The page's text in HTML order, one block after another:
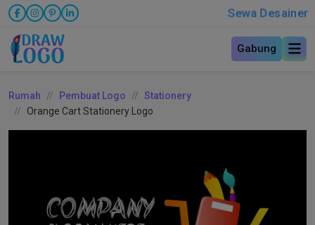
Sewa Desainer
Gabung
Rumah Pembuat Logo
Stationery
Orange Cart Stationery Logo